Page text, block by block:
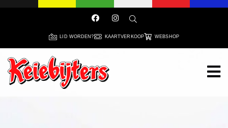
LID WORDEN? KAARTVERKOOP WEBSHOP